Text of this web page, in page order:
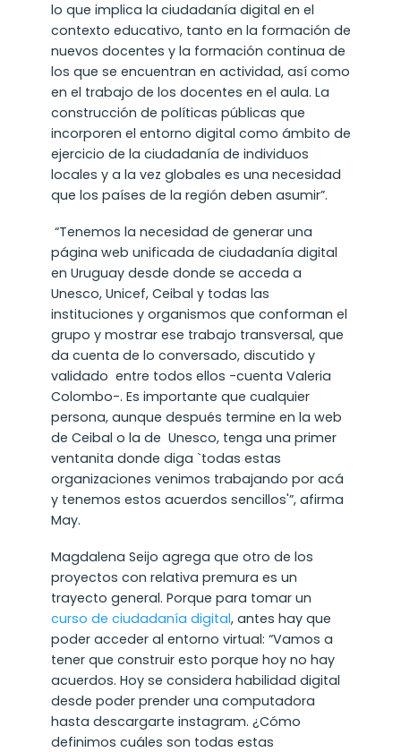
lo que implica la ciudadanía digital en el
contexto educativo, tanto en la formación de
nuevos docentes y la formación continua de
los que se encuentran en actividad, así como
en el trabajo de los docentes en el aula. La
construcción de políticas públicas que
incorporen el entorno digital como ámbito de
ejercicio de la ciudadanía de individuos
locales y a la vez globales es una necesidad
que los países de la región deben asumir”.
“Tenemos la necesidad de generar una
página web unificada de ciudadanía digital
en Uruguay desde donde se acceda a
Unesco, Unicef, Ceibal y todas las
instituciones y organismos que conforman el
grupo y mostrar ese trabajo transversal, que
da cuenta de lo conversado, discutido y
validado entre todos ellos -cuenta Valeria
Colombo-. Es importante que cualquier
persona, aunque después termine en la web
de Ceibal o la de Unesco, tenga una primer
ventanita donde diga `todas estas
organizaciones venimos trabajando por acá
y tenemos estos acuerdos sencillos'”, afirma
May.
Magdalena Seijo agrega que otro de los
proyectos con relativa premura es un
trayecto general. Porque para tomar un
curso de ciudadanía digital, antes hay que
poder acceder al entorno virtual: “Vamos a
tener que construir esto porque hoy no hay
acuerdos. Hoy se considera habilidad digital
desde poder prender una computadora
hasta descargarte instagram. ¿Cómo
definimos cuáles son todas estas